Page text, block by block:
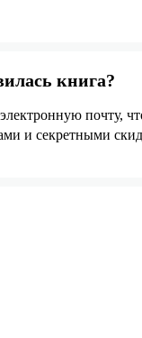
книга?
почту,
и секретными